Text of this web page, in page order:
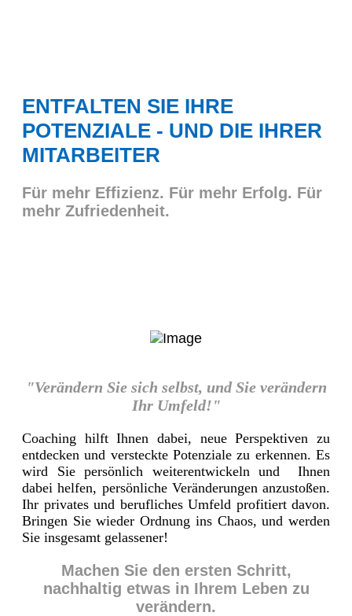
ENTFALTEN SIE IHRE
POTENZIALE - UND DIE IHRER
MITARBEITER
Für mehr Effizienz. Für mehr Erfolg. Für
mehr Zufriedenheit.
"Verändern Sie sich selbst, und Sie verändern
Ihr Umfeld!"
Coaching hilft Ihnen dabei, neue Perspektiven zu
entdecken und versteckte Potenziale zu erkennen. Es
wird Sie persönlich weiterentwickeln und Ihnen
dabei helfen, persönliche Veränderungen anzustoßen.
Ihr privates und berufliches Umfeld profitiert davon.
Bringen Sie wieder Ordnung ins Chaos, und werden
Sie insgesamt gelassener!
Machen Sie den ersten Schritt,
nachhaltig etwas in Ihrem Leben zu
verändern.